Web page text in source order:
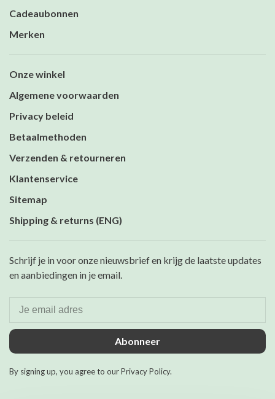
Cadeaubonnen
Merken
Onze winkel
Algemene voorwaarden
Privacy beleid
Betaalmethoden
Verzenden & retourneren
Klantenservice
Sitemap
Shipping & returns (ENG)
Schrijf je in voor onze nieuwsbrief en krijg de laatste updates
en aanbiedingen in je email.
Abonneer
By signing up, you agree to our Privacy Policy.